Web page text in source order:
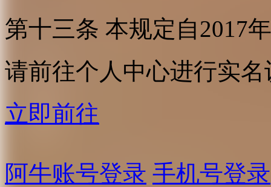
第十三条 本规定自2017
请前往个人中心进行实名
立即前往
阿牛账号登录 手机号登录